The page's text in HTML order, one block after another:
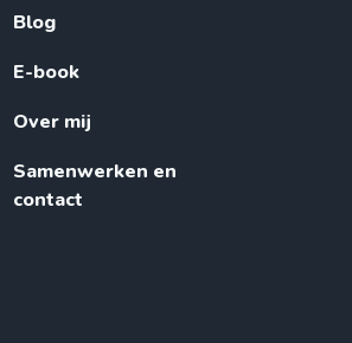
Blog
E-book
Over mij
Samenwerken en
contact